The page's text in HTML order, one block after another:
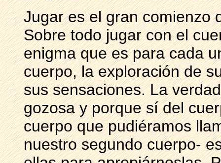
Jugar es el gran comienzo
Sobre todo jugar con el
enigma que es para cada
cuerpo, la exploración de
sus sensaciones. La
gozosa y porque sí del
cuerpo que pudiéramos
nuestro segundo cuerpo-